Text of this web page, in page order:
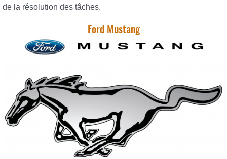
de la résolution des tâches.
Ford Mustang